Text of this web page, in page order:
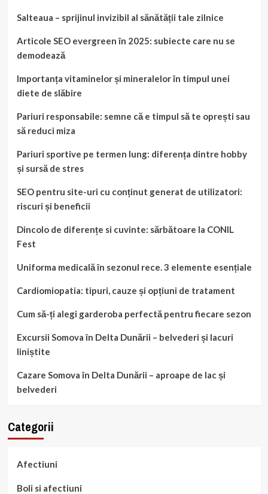
Salteaua – sprijinul invizibil al sănătății tale zilnice
Articole SEO evergreen în 2025: subiecte care nu se
demodează
Importanța vitaminelor și mineralelor în timpul unei
diete de slăbire
Pariuri responsabile: semne că e timpul să te oprești sau
să reduci miza
Pariuri sportive pe termen lung: diferența dintre hobby
și sursă de stres
SEO pentru site-uri cu conținut generat de utilizatori:
riscuri și beneficii
Dincolo de diferențe si cuvinte: sărbătoare la CONIL
Fest
Uniforma medicală în sezonul rece. 3 elemente esențiale
Cardiomiopatia: tipuri, cauze și opțiuni de tratament
Cum să-ți alegi garderoba perfectă pentru fiecare sezon
Excursii Somova în Delta Dunării – belvederi și lacuri
liniștite
Cazare Somova în Delta Dunării – aproape de lac și
belvederi
Categorii
Afectiuni
Boli si afectiuni